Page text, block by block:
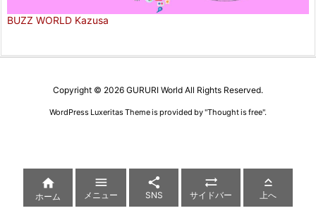
BUZZ WORLD Kazusa
Copyright © 2026 GURURI World All Rights Reserved.
WordPress Luxeritas Theme is provided by "Thought is free".

ホーム

メニュー

SNS

サイドバー

上へ